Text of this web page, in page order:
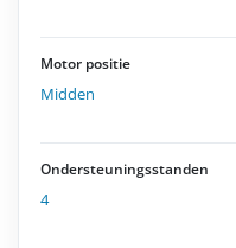
Motor positie
Midden
Ondersteuningsstanden
4